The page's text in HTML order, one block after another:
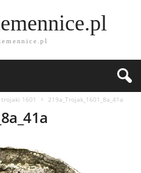
1601 219a_Trojak_1601_8a_41a